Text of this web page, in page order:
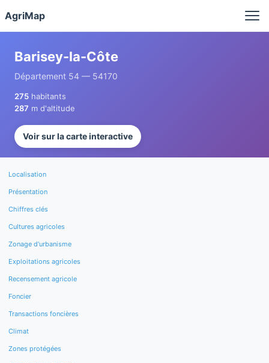
AgriMap
Barisey-la-Côte
Département 54 — 54170
275 habitants
287 m d'altitude
Voir sur la carte interactive
Localisation
Présentation
Chiffres clés
Cultures agricoles
Zonage d'urbanisme
Exploitations agricoles
Recensement agricole
Foncier
Transactions foncières
Climat
Zones protégées